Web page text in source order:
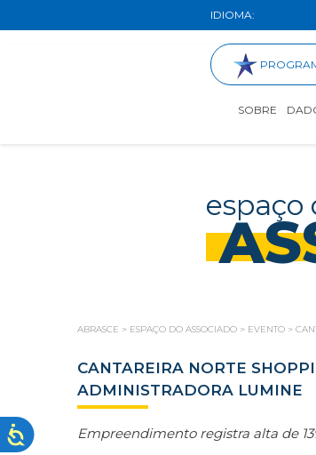
IDIOMA:
SOBRE
espaço
ABRASCE > ESPAÇO DO ASSOCIADO > EVENTO >
CANTAREIRA NORTE
ADMINISTRADORA LUMINE
Empreendimento registra alta de